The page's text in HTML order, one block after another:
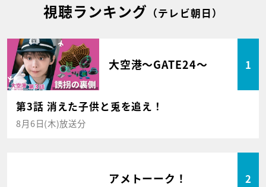
視聴ランキング （テレビ朝日）
大空港～GATE24～ 1
第3話 消えた子供と兎を追え！
8月6日(木)放送分
アメトーーク！ 2